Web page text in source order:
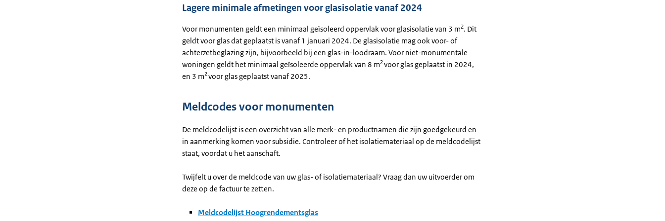
Lagere minimale afmetingen voor glasisolatie vanaf 2024
Voor monumenten geldt een minimaal geïsoleerd oppervlak voor glasisolatie van 3 m2. Dit
geldt voor glas dat geplaatst is vanaf 1 januari 2024. De glasisolatie mag ook voor- of
achterzetbeglazing zijn, bijvoorbeeld bij een glas-in-loodraam. Voor niet-monumentale
woningen geldt het minimaal geïsoleerde oppervlak van 8 m2voor glas geplaatst in 2024,
en 3 m2voor glas geplaatst vanaf 2025.
Meldcodes voor monumenten
De meldcodelijst is een overzicht van alle merk- en productnamen die zijn goedgekeurd en
in aanmerking komen voor subsidie. Controleer of het isolatiemateriaal op de meldcodelijst
staat, voordat u het aanschaft.
Twijfelt u over de meldcode van uw glas- of isolatiemateriaal? Vraag dan uw uitvoerder om
deze op de factuur te zetten.
Meldcodelijst Hoogrendementsglas